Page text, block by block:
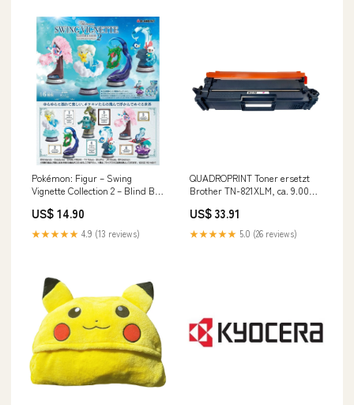
Pokémon: Figur – Swing
Vignette Collection 2 – Blind Box
US$ 14.90
★★★★★ 4.9 (13 reviews)
QUADROPRINT Toner ersetzt
Brother TN-821XLM, ca. 9.000
US$ 33.91
★★★★★ 5.0 (26 reviews)